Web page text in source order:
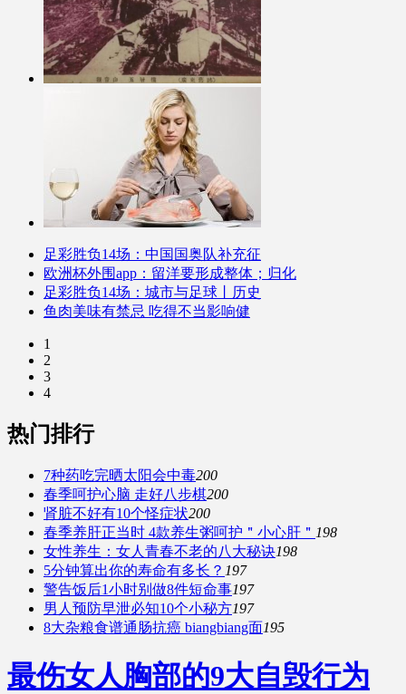
足彩胜负14场：中国国奥队补充征
欧洲杯外围app：留洋要形成整体；归化
足彩胜负14场：城市与足球丨历史
鱼肉美味有禁忌 吃得不当影响健
1
2
3
4
热门排行
7种药吃完晒太阳会中毒200
春季呵护心脑 走好八步棋200
肾脏不好有10个怪症状200
春季养肝正当时 4款养生粥呵护＂小心肝＂ 198
女性养生：女人青春不老的八大秘诀198
5分钟算出你的寿命有多长？ 197
警告饭后1小时别做8件短命事197
男人预防早泄必知10个小秘方197
8大杂粮食谱通肠抗癌 biangbiang面195
最伤女人胸部的9大自毁行为